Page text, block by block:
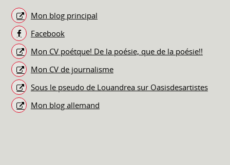
Mon blog principal
Facebook
Mon CV poétque! De la poésie, que de la poésie!!
Mon CV de journalisme
Sous le pseudo de Louandrea sur Oasisdesartistes
Mon blog allemand